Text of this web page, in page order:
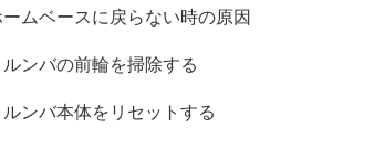
ムベースに戻らない時の原因
ンバの前輪を掃除する
ンバ本体をリセットする